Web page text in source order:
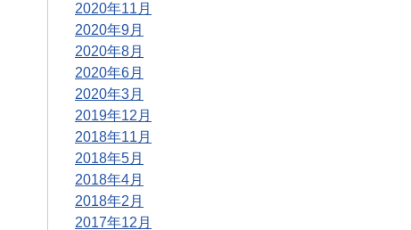
2020年11月
2020年9月
2020年8月
2020年6月
2020年3月
2019年12月
2018年11月
2018年5月
2018年4月
2018年2月
2017年12月